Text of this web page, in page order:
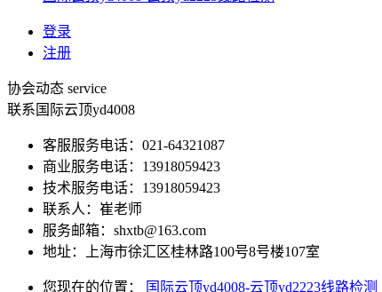
登录
注册
协会动态 service
联系国际云顶yd4008
客服服务电话：021-64321087
商业服务电话：13918059423
技术服务电话：13918059423
联系人：崔老师
服务邮箱： shxtb@163.com
地址：上海市徐汇区桂林路100号8号楼107室
您现在的位置： 国际云顶yd4008-云顶yd2223线路检测